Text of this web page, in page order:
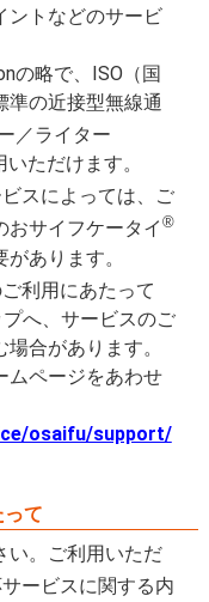
ントなどのサービ
の略で、ISO（国
準の近接型無線通
／ライター
ただけます。
スによっては、ご
おサイフケータイ ®
あります。
利用にあたって
へ、サービスのご
合があります。
ムページをあわせ
osaifu/support/
て
い。ご利用いただ
ービスに関する内